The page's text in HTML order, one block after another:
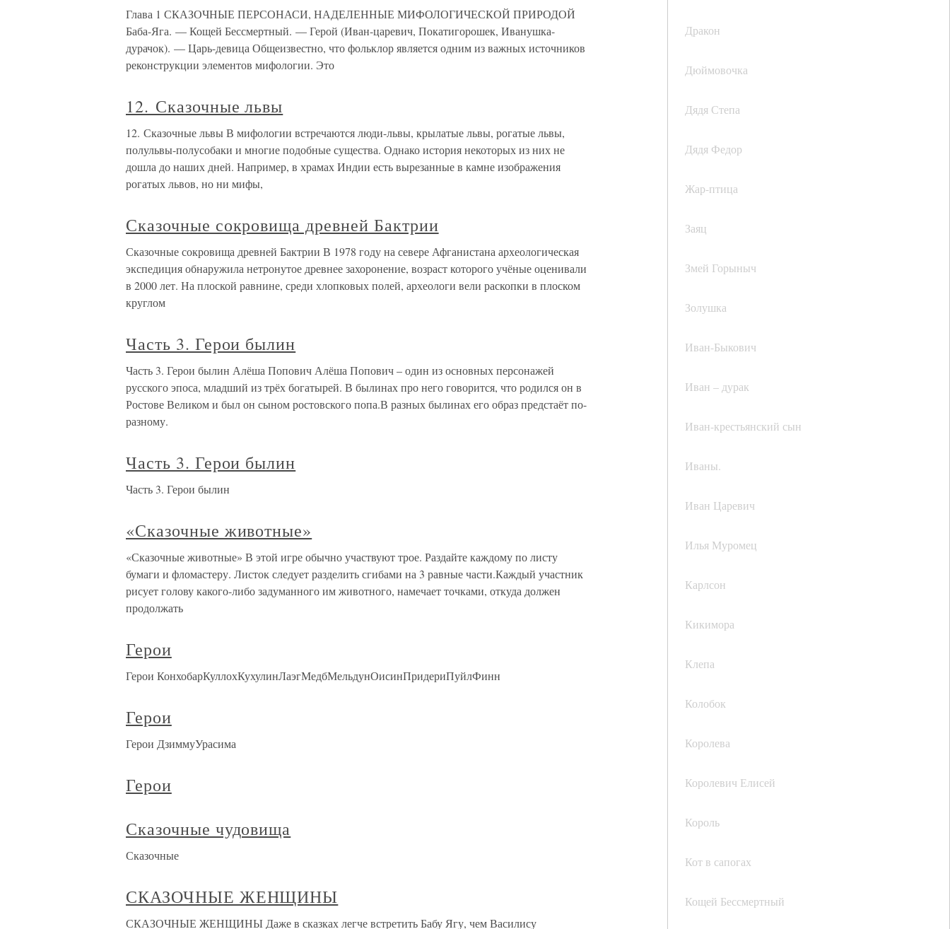
Дракон
Дюймовочка
Дядя Степа
Дядя Федор
Жар-птица
Заяц
Змей Горыныч
Золушка
Иван-Быкович
Иван – дурак
Иван-крестьянский сын
Иваны.
Иван Царевич
Илья Муромец
Карлсон
Кикимора
Клепа
Колобок
Королева
Королевич Елисей
Король
Кот в сапогах
Кощей Бессмертный
Глава 1 СКАЗОЧНЫЕ ПЕРСОНАСИ, НАДЕЛЕННЫЕ МИФОЛОГИЧЕСКОЙ ПРИРОДОЙ
Баба-Яга. — Кощей Бессмертный. — Герой (Иван-царевич, Покатигорошек, Иванушка-
дурачок). — Царь-девица Общеизвестно, что фольклор является одним из важных источников
реконструкции элементов мифологии. Это
12. Сказочные львы
12. Сказочные львы В мифологии встречаются люди-львы, крылатые львы, рогатые львы,
полульвы-полусобаки и многие подобные существа. Однако история некоторых из них не
дошла до наших дней. Например, в храмах Индии есть вырезанные в камне изображения
рогатых львов, но ни мифы,
Сказочные сокровища древней Бактрии
Сказочные сокровища древней Бактрии В 1978 году на севере Афганистана археологическая
экспедиция обнаружила нетронутое древнее захоронение, возраст которого учёные оценивали
в 2000 лет. На плоской равнине, среди хлопковых полей, археологи вели раскопки в плоском
круглом
Часть 3. Герои былин
Часть 3. Герои былин Алёша Попович Алёша Попович – один из основных персонажей
русского эпоса, младший из трёх богатырей. В былинах про него говорится, что родился он в
Ростове Великом и был он сыном ростовского попа.В разных былинах его образ предстаёт по-
разному.
Часть 3. Герои былин
Часть 3. Герои былин
«Сказочные животные»
«Сказочные животные» В этой игре обычно участвуют трое. Раздайте каждому по листу
бумаги и фломастеру. Листок следует разделить сгибами на 3 равные части.Каждый участник
рисует голову какого-либо задуманного им животного, намечает точками, откуда должен
продолжать
Герои
Герои КонхобарКуллохКухулинЛаэгМедбМельдунОисинПридериПуйлФинн
Герои
Герои ДзиммуУрасима
Герои
Сказочные чудовища
Сказочные
СКАЗОЧНЫЕ ЖЕНЩИНЫ
СКАЗОЧНЫЕ ЖЕНЩИНЫ Даже в сказках легче встретить Бабу Ягу, чем Василису